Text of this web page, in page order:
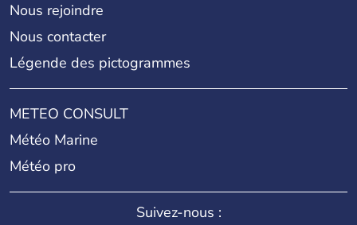
Nous rejoindre
Nous contacter
Légende des pictogrammes
METEO CONSULT
Météo Marine
Météo pro
Suivez-nous :